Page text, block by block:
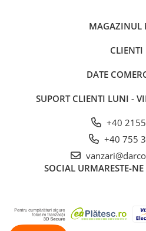
MAGAZINUL
CLIENTI
DATE
SUPORT CLIENTI LUNI -
+40
+40 755
SOCIAL URMARESTE-